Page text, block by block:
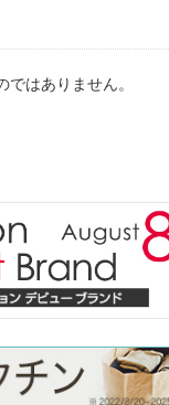
はありません。